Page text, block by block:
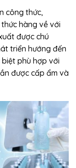
công thức,
thức hàng về với
được chú
triển hướng đến
phù hợp với
được cấp ẩm và